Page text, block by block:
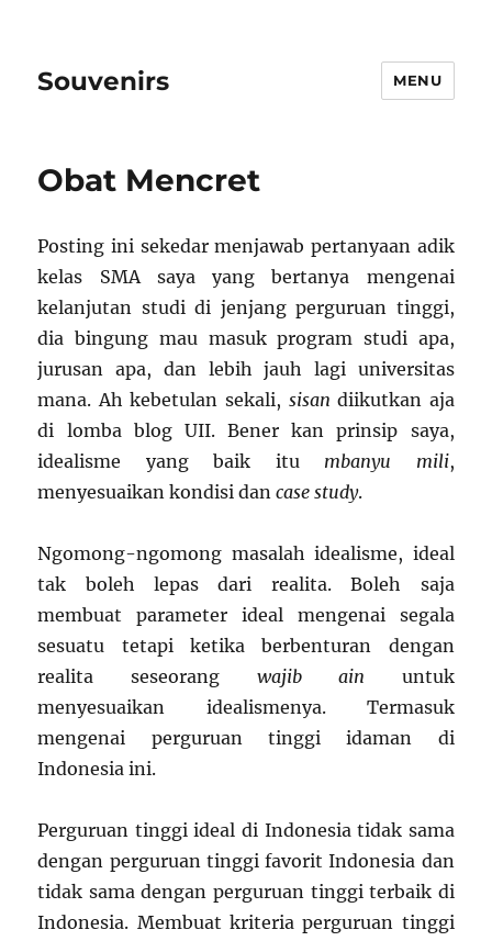
Souvenirs MENU
Obat Mencret
Posting ini sekedar menjawab pertanyaan adik
kelas SMA saya yang bertanya mengenai
kelanjutan studi di jenjang perguruan tinggi,
dia bingung mau masuk program studi apa,
jurusan apa, dan lebih jauh lagi universitas
mana. Ah kebetulan sekali, sisan diikutkan aja
di lomba blog UII. Bener kan prinsip saya,
idealisme yang baik itu mbanyu mili,
menyesuaikan kondisi dancase study.
Ngomong-ngomong masalah idealisme, ideal
tak boleh lepas dari realita. Boleh saja
membuat parameter ideal mengenai segala
sesuatu tetapi ketika berbenturan dengan
realita seseorang wajib ain untuk
menyesuaikan idealismenya. Termasuk
mengenai perguruan tinggi idaman di
Indonesia ini.
Perguruan tinggi ideal di Indonesia tidak sama
dengan perguruan tinggi favorit Indonesia dan
tidak sama dengan perguruan tinggi terbaik di
Indonesia. Membuat kriteria perguruan tinggi